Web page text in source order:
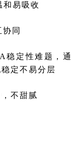
和易吸收
同
稳定性难题，通
定不易分层
不甜腻